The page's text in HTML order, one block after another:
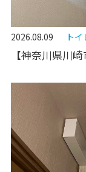
2026.08.09 トイ
【神奈川県川